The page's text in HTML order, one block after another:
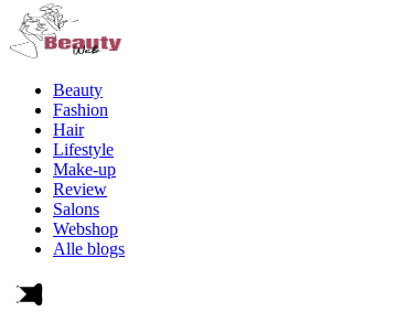
Beauty
Fashion
Hair
Lifestyle
Make-up
Review
Salons
Webshop
Alle blogs